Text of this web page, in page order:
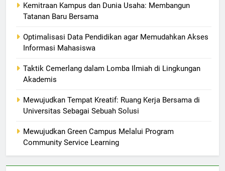
Kemitraan Kampus dan Dunia Usaha: Membangun
Tatanan Baru Bersama
Optimalisasi Data Pendidikan agar Memudahkan Akses
Informasi Mahasiswa
Taktik Cemerlang dalam Lomba Ilmiah di Lingkungan
Akademis
Mewujudkan Tempat Kreatif: Ruang Kerja Bersama di
Universitas Sebagai Sebuah Solusi
Mewujudkan Green Campus Melalui Program
Community Service Learning